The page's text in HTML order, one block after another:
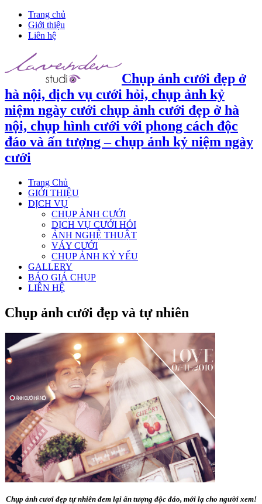
Trang chủ
Giới thiệu
Liên hệ
Chụp ảnh cưới đẹp ở
hà nội, dịch vụ cưới hỏi, chụp ảnh kỷ
niệm ngày cưới chụp ảnh cưới đẹp ở hà
nội, chụp hình cưới với phong cách độc
đáo và ấn tượng – chụp ảnh kỷ niệm ngày
cưới
Trang Chủ
GIỚI THIỆU
DỊCH VỤ
CHỤP ẢNH CƯỚI
DỊCH VỤ CƯỚI HỎI
ẢNH NGHỆ THUẬT
VÁY CƯỚI
CHỤP ẢNH KỶ YẾU
GALLERY
BÁO GIÁ CHỤP
LIÊN HỆ
Chụp ảnh cưới đẹp và tự nhiên
Chụp ảnh cươi đẹp tự nhiên đem lại ấn tượng độc đáo, mới lạ cho người xem!